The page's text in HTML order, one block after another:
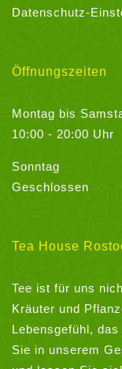
Datenschutz-
Öffnungszeiten
Montag bis
10:00 - 20:00 Uhr
Sonntag
Geschlossen
Tea House
Tee ist für uns
Kräuter und
Lebensgefühl,
Sie in unserem